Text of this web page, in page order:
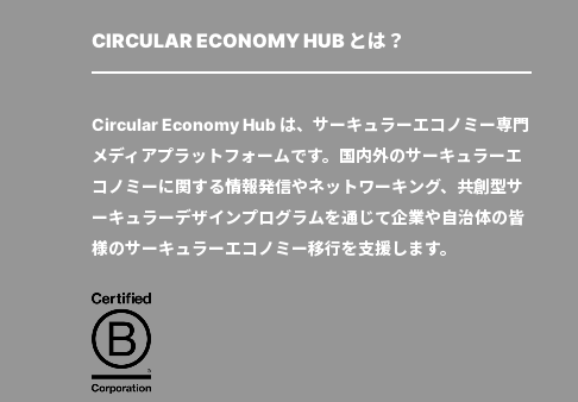
CIRCULAR ECONOMY HUB とは？
Circular Economy Hub は、サーキュラーエコノミー専門
メディアプラットフォームです。国内外のサーキュラーエ
コノミーに関する情報発信やネットワーキング、共創型サ
ーキュラーデザインプログラムを通じて企業や自治体の皆
様のサーキュラーエコノミー移行を支援します。